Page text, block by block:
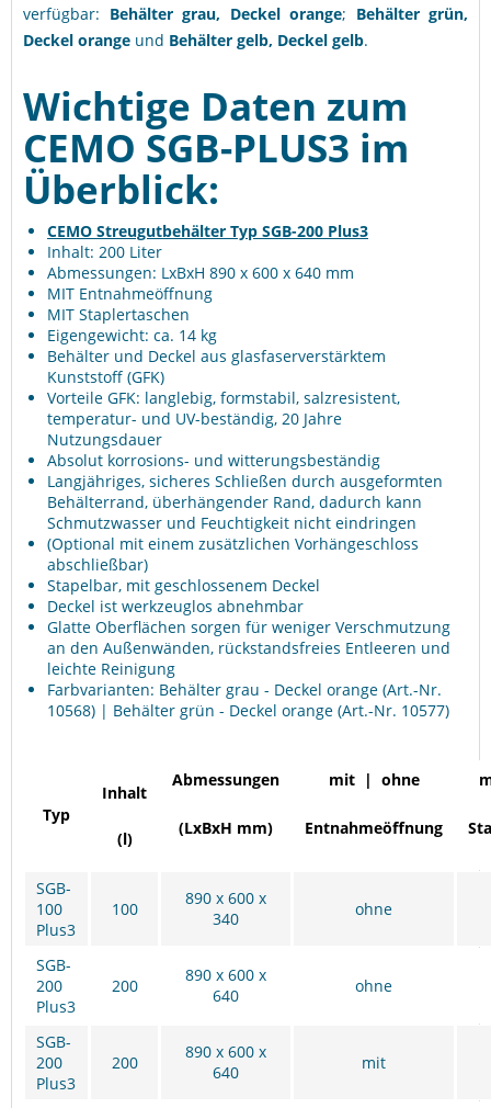
verfügbar: Behälter grau, Deckel orange; Behälter grün,
Deckel orange und Behälter gelb, Deckel gelb.
Wichtige Daten zum
CEMO SGB-PLUS3 im
Überblick:
CEMO Streugutbehälter Typ SGB-200 Plus3
Inhalt: 200 Liter
Abmessungen: LxBxH 890 x 600 x 640 mm
MIT Entnahmeöffnung
MIT Staplertaschen
Eigengewicht: ca. 14 kg
Behälter und Deckel aus glasfaserverstärktem
Kunststoff (GFK)
Vorteile GFK: langlebig, formstabil, salzresistent,
temperatur- und UV-beständig, 20 Jahre
Nutzungsdauer
Absolut korrosions- und witterungsbeständig
Langjähriges, sicheres Schließen durch ausgeformten
Behälterrand, überhängender Rand, dadurch kann
Schmutzwasser und Feuchtigkeit nicht eindringen
(Optional mit einem zusätzlichen Vorhängeschloss
abschließbar)
Stapelbar, mit geschlossenem Deckel
Deckel ist werkzeuglos abnehmbar
Glatte Oberflächen sorgen für weniger Verschmutzung
an den Außenwänden, rückstandsfreies Entleeren und
leichte Reinigung
Farbvarianten: Behälter grau - Deckel orange (Art.-Nr.
10568) | Behälter grün - Deckel orange (Art.-Nr. 10577)
Typ
Inhalt
(l)
Abmessungen
(LxBxH mm)
mit | ohne
Entnahmeöffnung
SGB-
100
Plus3
100
890 x 600 x
340
ohne
SGB-
200
Plus3
200
890 x 600 x
640
ohne
SGB-
200
Plus3
200
890 x 600 x
640
mit